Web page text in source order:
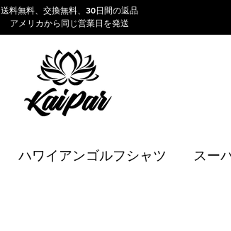
送料無料、交換無料、30日間の返品
アメリカから同じ営業日を発送
ハワイアンゴルフシャツ スー